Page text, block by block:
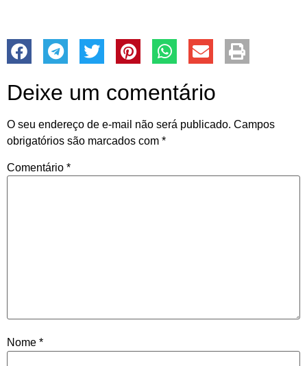
Deixe um comentário
O seu endereço de e-mail não será publicado. Campos
obrigatórios são marcados com *
Comentário *
Nome *